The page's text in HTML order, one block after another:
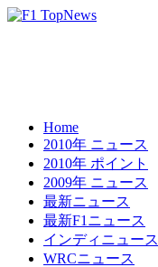
Home
2010年 ニュース
2010年 ポイント
2009年 ニュース
最新ニュース
最新F1ニュース
インディニュース
WRCニュース